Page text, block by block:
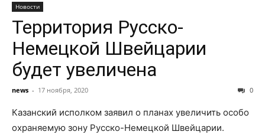
Новости
Территория Русско-
Немецкой Швейцарии
будет увеличена
news - 17 ноября, 2020 0
Казанский исполком заявил о планах увеличить особо
охраняемую зону Русско-Немецкой Швейцарии.